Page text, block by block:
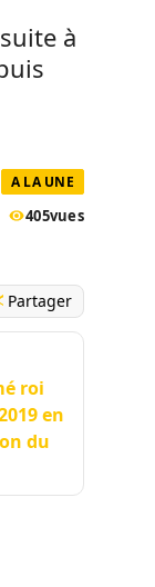
à
A LA UNE
405vues
Partager
roi
en
du